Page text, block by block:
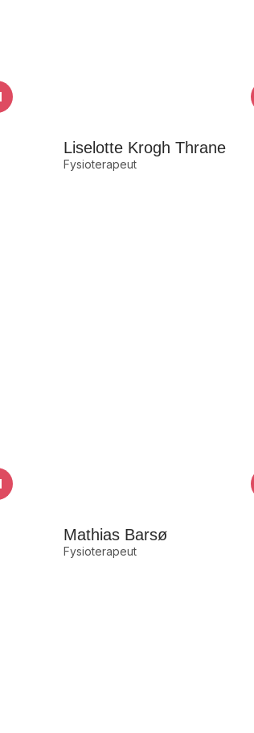
Liselotte Krogh Thrane
Fysioterapeut
Mathias Barsø
Fysioterapeut